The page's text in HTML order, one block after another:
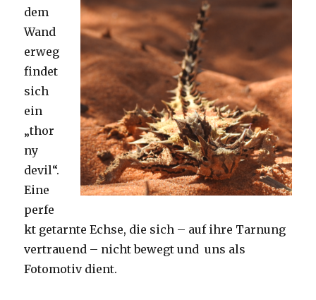
dem
Wand
erweg
findet
sich
ein
„thor
ny
devil“.
Eine
perfe
kt getarnte Echse, die sich – auf ihre Tarnung
vertrauend – nicht bewegt und uns als
Fotomotiv dient.